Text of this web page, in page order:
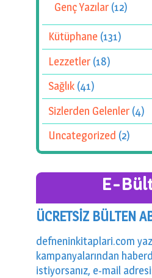
Genç Yazılar(12)
Kütüphane (131)
Lezzetler(18)
Sağlık (41)
Sizlerden Gelenler(4)
Uncategorized (2)
E-
ÜCRETSİZ BÜLTEN
defneninkitaplari.com
kampanyalarından
istiyorsanız, e-mail